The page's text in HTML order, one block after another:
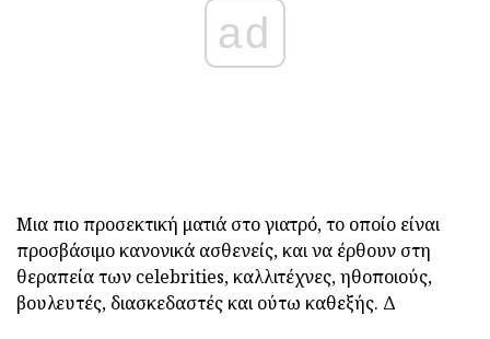
ad
Μια πιο προσεκτική ματιά στο γιατρό, το οποίο είναι
προσβάσιμο κανονικά ασθενείς, και να έρθουν στη
θεραπεία των celebrities, καλλιτέχνες, ηθοποιούς,
βουλευτές, διασκεδαστές και ούτω καθεξής. Δ